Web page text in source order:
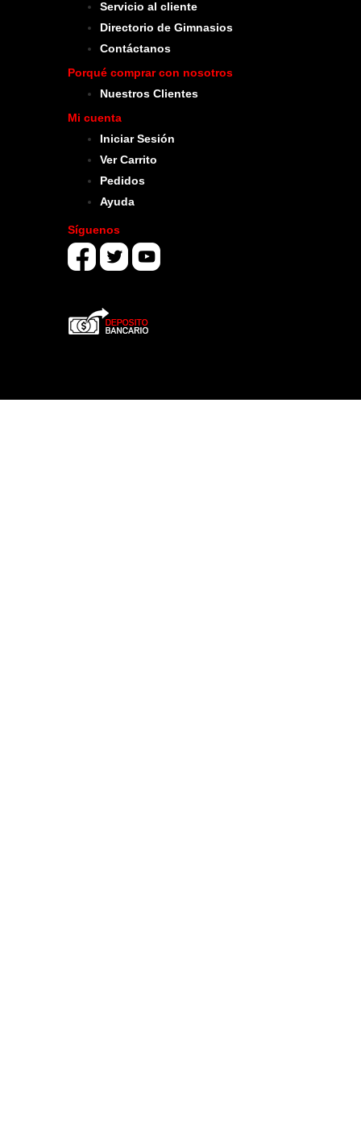
Servicio al cliente
Directorio de Gimnasios
Contáctanos
Porqué comprar con nosotros
Nuestros Clientes
Mi cuenta
Iniciar Sesión
Ver Carrito
Pedidos
Ayuda
Síguenos